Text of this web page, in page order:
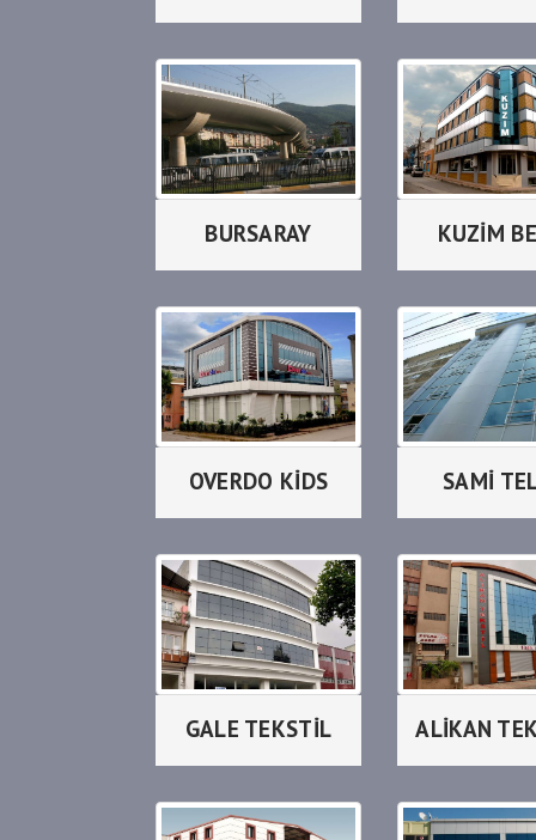
BURSARAY KUZİM
OVERDO KİDS SAMİ
GALE TEKSTİL ALİKAN